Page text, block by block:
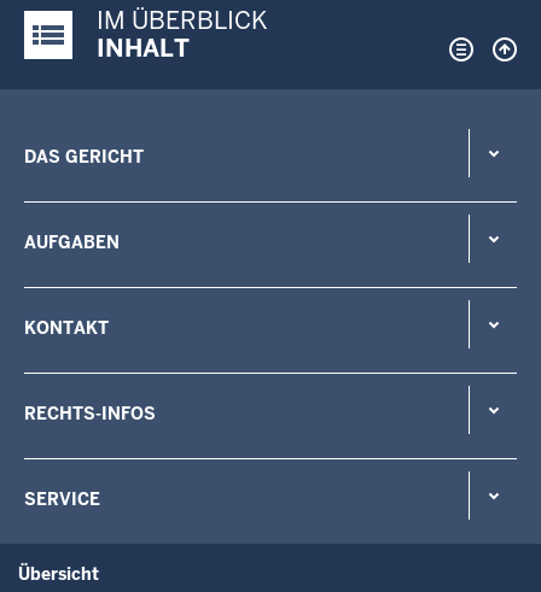
Justiz-Portal im Überblick:
IM ÜBERBLICK
INHALT
DAS GERICHT
AUFGABEN
KONTAKT
RECHTS-INFOS
SERVICE
Übersicht